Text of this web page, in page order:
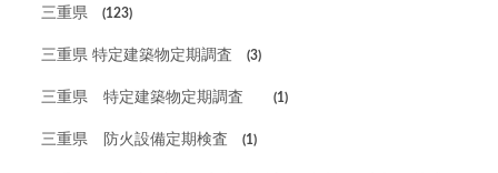
三重県 (123)
三重県 特定建築物定期調査 (3)
三重県 特定建築物定期調査 (1)
三重県 防火設備定期検査 (1)